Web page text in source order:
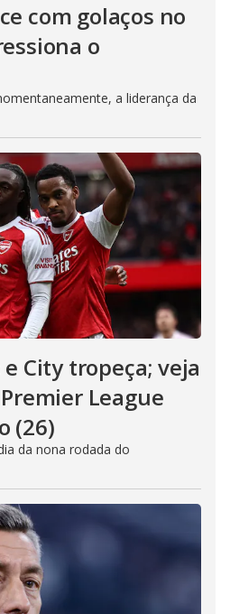
com golaços no
o
a liderança da
City tropeça; veja
League
(26)
da nona rodada do